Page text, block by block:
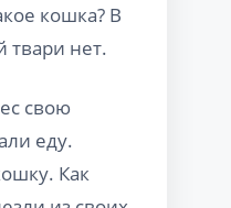
кошка? В
твари нет.
свою
еду.
Как